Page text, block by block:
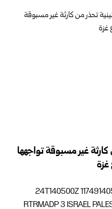
غير مسبوقة تواجهها